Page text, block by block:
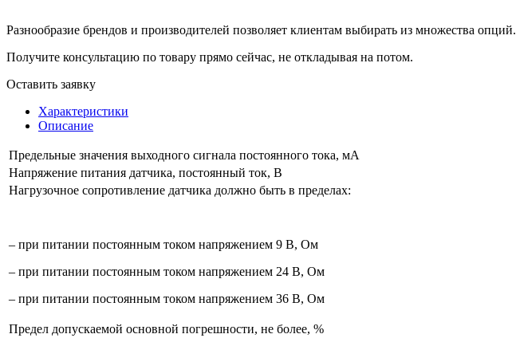
Разнообразие брендов и производителей позволяет клиентам выбирать из множества опций.
Получите консультацию по товару прямо сейчас, не откладывая на потом.
Оставить заявку
Характеристики
Описание
Предельные значения выходного сигнала постоянного тока, мА
Напряжение питания датчика, постоянный ток, В
Нагрузочное сопротивление датчика должно быть в пределах:
– при питании постоянным током напряжением 9 В, Ом
– при питании постоянным током напряжением 24 В, Ом
– при питании постоянным током напряжением 36 В, Ом
Предел допускаемой основной погрешности, не более, %